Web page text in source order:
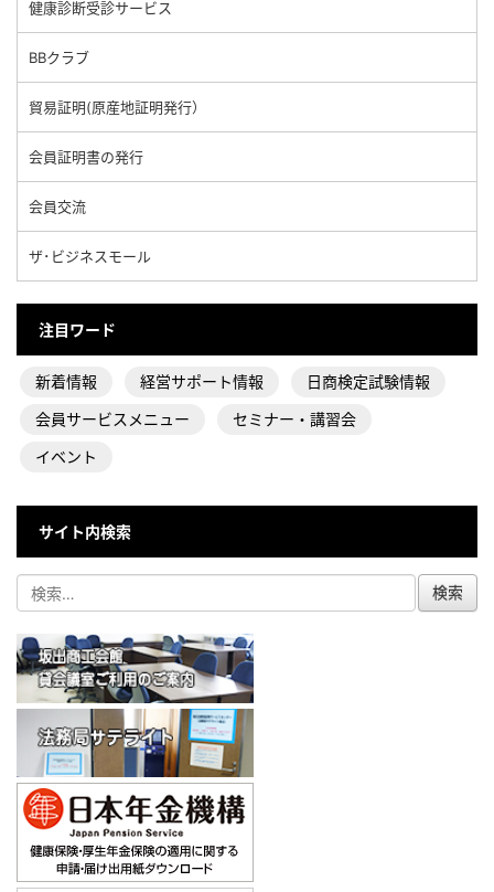
健康診断受診サービス
BBクラブ
貿易証明(原産地証明発行）
会員証明書の発行
会員交流
ザ･ビジネスモール
注目ワード
新着情報 経営サポート情報
日商検定試験情報
会員サービスメニュー
セミナー・講習会
イベント
サイト内検索